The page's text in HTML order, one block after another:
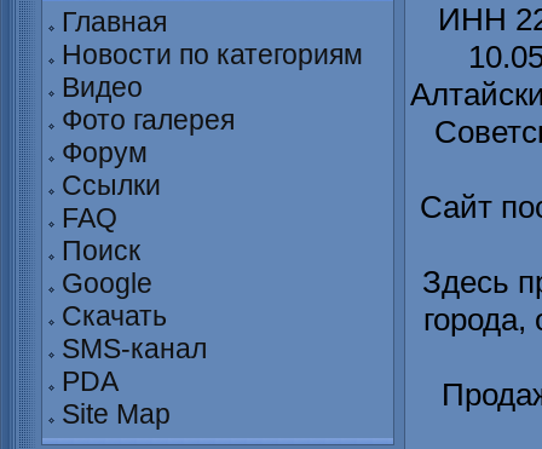
Главная
Новости по категориям
Видео
Фото галерея
Форум
Ссылки
FAQ
Поиск
Google
Скачать
SMS-канал
PDA
Site Map
ИНН
Сайт
Здесь